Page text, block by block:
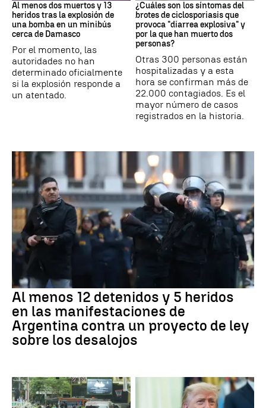
Al menos dos muertos y 13
heridos tras la explosión de
una bomba en un minibús
cerca de Damasco
Por el momento, las
autoridades no han
determinado oficialmente
si la explosión responde a
un atentado.
¿Cuáles son los síntomas del
brotes de ciclosporiasis que
provoca "diarrea explosiva" y
por la que han muerto dos
personas?
Otras 300 personas están
hospitalizadas y a esta
hora se confirman más de
22.000 contagiados. Es el
mayor número de casos
registrados en la historia.
Al menos 12 detenidos y 5 heridos
en las manifestaciones de
Argentina contra un proyecto de ley
sobre los desalojos